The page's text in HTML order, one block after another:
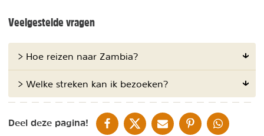
Veelgestelde vragen
> Hoe reizen naar Zambia?
> Welke streken kan ik bezoeken?
Deel deze pagina! DELEN OP FACEBOOK
DELEN OP XDELEN VIA DE MAIL
DELEN OP PINTEREST
DELEN OP